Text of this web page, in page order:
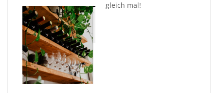
gleich mal!